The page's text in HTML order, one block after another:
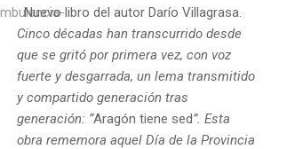
Nuevo libro del autor Darío Villagrasa.
Cinco décadas han transcurrido desde
que se gritó por primera vez, con voz
fuerte y desgarrada, un lema transmitido
y compartido generación tras
generación: “Aragón tiene sed”. Esta
obra rememora aquel Día de la Provincia